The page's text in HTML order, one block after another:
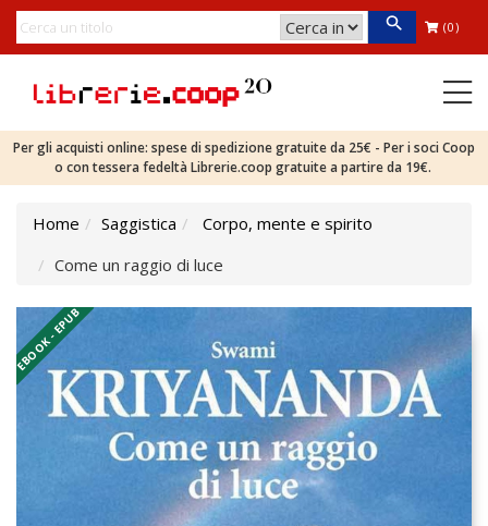
(0)
Per gli acquisti online: spese di spedizione gratuite da 25€ - Per i soci Coop
o con tessera fedeltà Librerie.coop gratuite a partire da 19€.
Home Saggistica
Corpo, mente e spirito
Come un raggio di luce
EBOOK - EPUB